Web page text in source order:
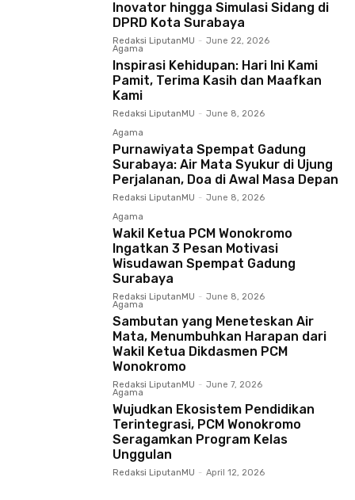
Inovator hingga Simulasi Sidang di
DPRD Kota Surabaya
Redaksi LiputanMU - June 22, 2026
Agama
Inspirasi Kehidupan: Hari Ini Kami
Pamit, Terima Kasih dan Maafkan
Kami
Redaksi LiputanMU - June 8, 2026
Agama
Purnawiyata Spempat Gadung
Surabaya: Air Mata Syukur di Ujung
Perjalanan, Doa di Awal Masa Depan
Redaksi LiputanMU - June 8, 2026
Agama
Wakil Ketua PCM Wonokromo
Ingatkan 3 Pesan Motivasi
Wisudawan Spempat Gadung
Surabaya
Redaksi LiputanMU - June 8, 2026
Agama
Sambutan yang Meneteskan Air
Mata, Menumbuhkan Harapan dari
Wakil Ketua Dikdasmen PCM
Wonokromo
Redaksi LiputanMU - June 7, 2026
Agama
Wujudkan Ekosistem Pendidikan
Terintegrasi, PCM Wonokromo
Seragamkan Program Kelas
Unggulan
Redaksi LiputanMU - April 12, 2026